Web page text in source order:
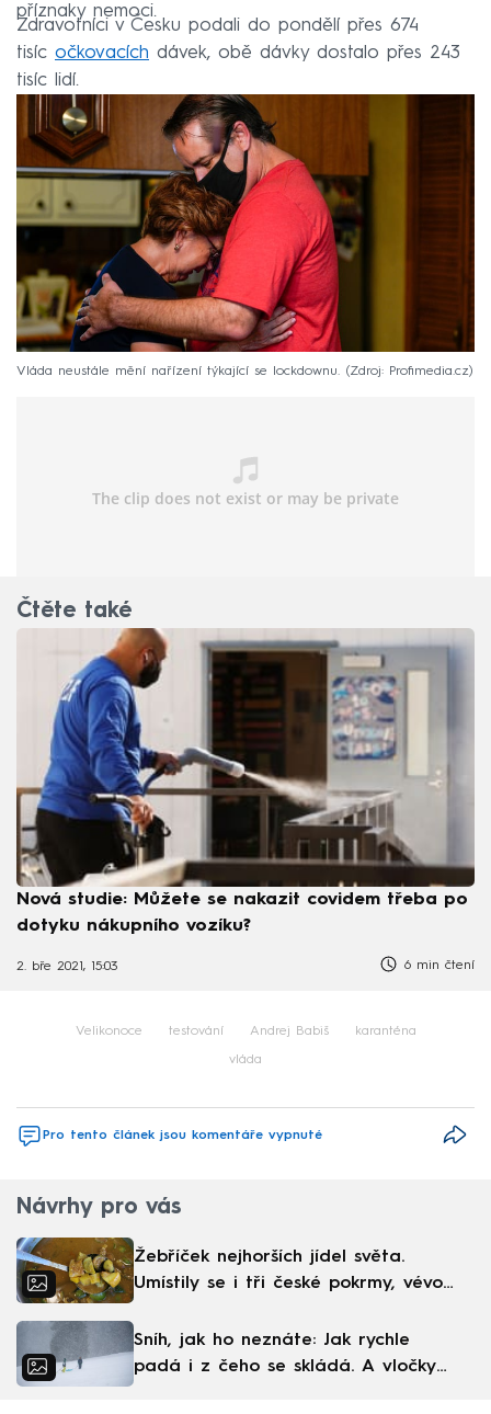
příznaky nemoci.
Zdravotníci v Česku podali do pondělí přes 674
tisíc očkovacích dávek, obě dávky dostalo přes 243
tisíc lidí.
Vláda neustále mění nařízení týkající se lockdownu. Zdroj: Profimedia.cz
Čtěte také
Nová studie: Můžete se nakazit covidem třeba po
dotyku nákupního vozíku?
2. bře 2021, 15:03 6 min čtení
Velikonoce testování Andrej Babiš karanténa
vláda
Pro tento článek jsou komentáře vypnuté
Návrhy pro vás
Žebříček nejhorších jídel světa.
Umístily se i tři české pokrmy, vévodí
Sníh, jak ho neznáte: Jak rychle
padá i z čeho se skládá. A vločky